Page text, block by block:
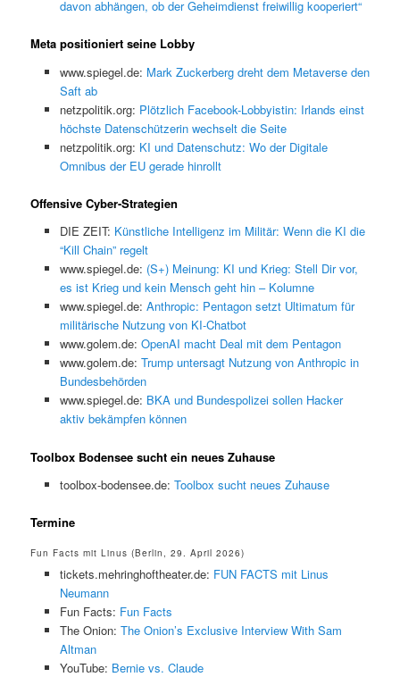
davon abhängen, ob der Geheimdienst freiwillig kooperiert“
Meta positioniert seine Lobby
www.spiegel.de: Mark Zuckerberg dreht dem Metaverse den
Saft ab
netzpolitik.org: Plötzlich Facebook-Lobbyistin: Irlands einst
höchste Datenschützerin wechselt die Seite
netzpolitik.org: KI und Datenschutz: Wo der Digitale
Omnibus der EU gerade hinrollt
Offensive Cyber-Strategien
DIE ZEIT: Künstliche Intelligenz im Militär: Wenn die KI die
“Kill Chain” regelt
www.spiegel.de: (S+) Meinung: KI und Krieg: Stell Dir vor,
es ist Krieg und kein Mensch geht hin – Kolumne
www.spiegel.de: Anthropic: Pentagon setzt Ultimatum für
militärische Nutzung von KI-Chatbot
www.golem.de: OpenAI macht Deal mit dem Pentagon
www.golem.de: Trump untersagt Nutzung von Anthropic in
Bundesbehörden
www.spiegel.de: BKA und Bundespolizei sollen Hacker
aktiv bekämpfen können
Toolbox Bodensee sucht ein neues Zuhause
toolbox-bodensee.de: Toolbox sucht neues Zuhause
Termine
Fun Facts mit Linus (Berlin, 29. April 2026)
tickets.mehringhoftheater.de: FUN FACTS mit Linus
Neumann
Fun Facts: Fun Facts
The Onion: The Onion’s Exclusive Interview With Sam
Altman
YouTube: Bernie vs. Claude